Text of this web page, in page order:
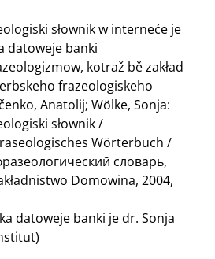
słownik w interneće je
datoweje banki
kotraž bě zakład
frazeologiskeho
Anatolij; Wölke, Sonja:
słownik /
Wörterbuch /
словарь,
Domowina, 2004,
datoweje banki je dr. Sonja